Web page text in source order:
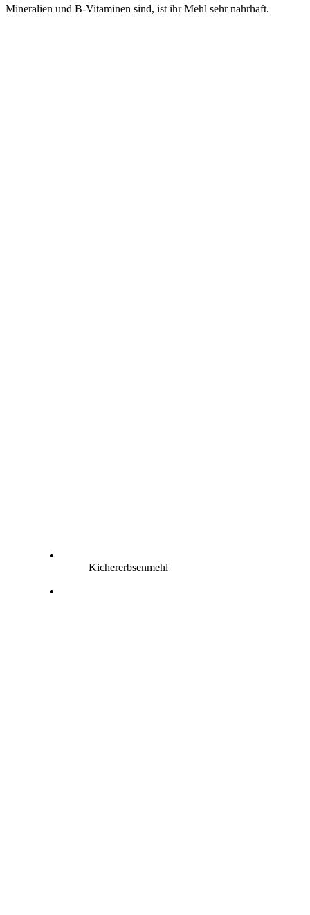
Mineralien und B-Vitaminen sind, ist ihr Mehl sehr nahrhaft.
Kichererbsenmehl